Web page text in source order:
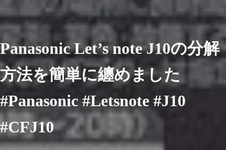
Panasonic Let’s note J10の分解
方法を簡単に纏めました
#Panasonic #Letsnote #J10
#CFJ10